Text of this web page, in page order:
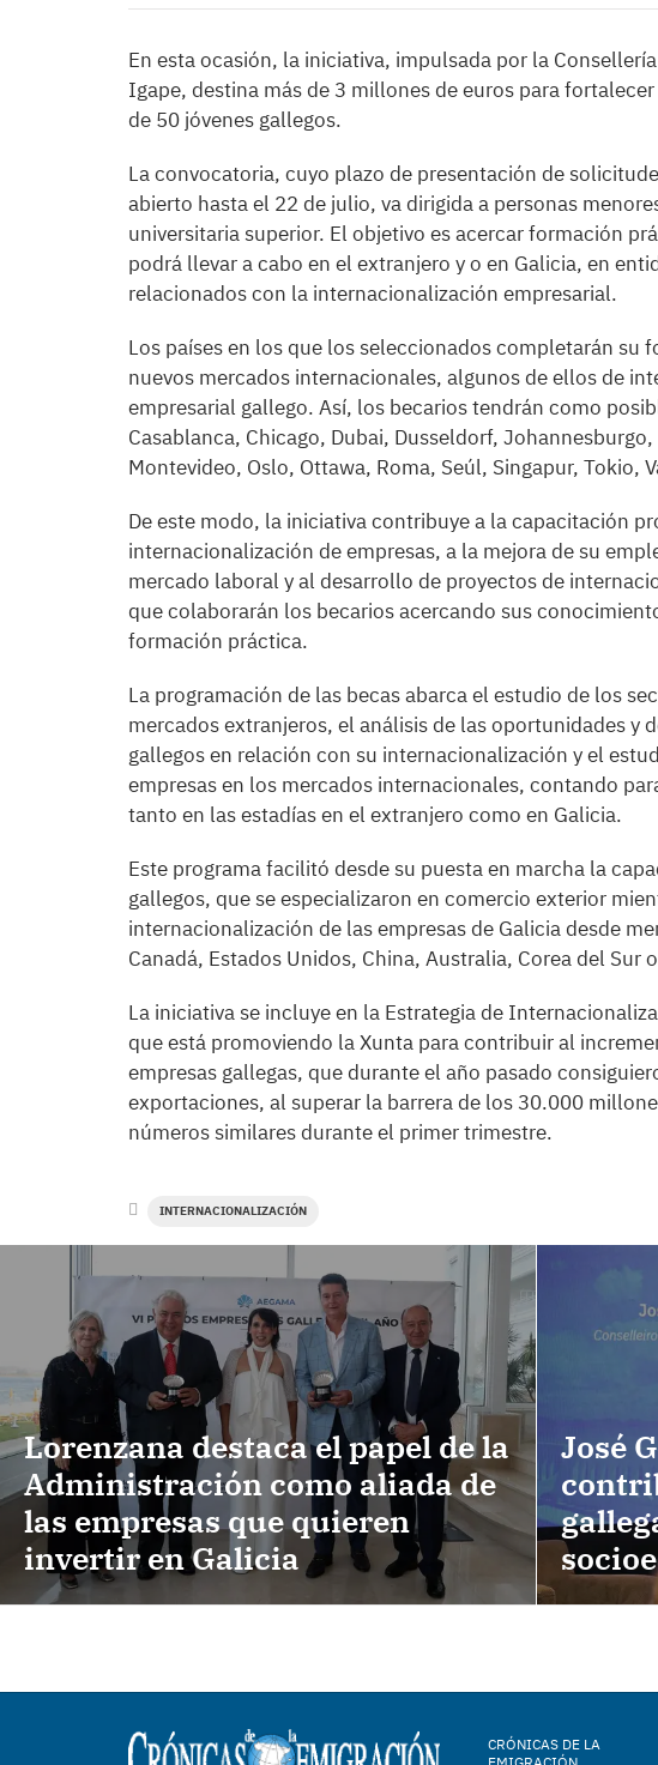
En esta ocasión, la iniciativa, impulsada por la
Igape, destina más de 3 millones de euros para
de 50 jóvenes gallegos.
La convocatoria, cuyo plazo de presentación de
abierto hasta el 22 de julio, va dirigida a personas
universitaria superior. El objetivo es acercar formación
podrá llevar a cabo en el extranjero y o en Galicia, en
relacionados con la internacionalización empresarial.
Los países en los que los seleccionados completarán su
nuevos mercados internacionales, algunos de ellos de
empresarial gallego. Así, los becarios tendrán como
Casablanca, Chicago, Dubai, Dusseldorf,
Montevideo, Oslo, Ottawa, Roma, Seúl, Singapur, Tokio,
De este modo, la iniciativa contribuye a la capacitación
internacionalización de empresas, a la mejora de su
mercado laboral y al desarrollo de proyectos de
que colaborarán los becarios acercando sus
formación práctica.
La programación de las becas abarca el estudio de los
mercados extranjeros, el análisis de las oportunidades y
gallegos en relación con su internacionalización y el
empresas en los mercados internacionales, contando
tanto en las estadías en el extranjero como en Galicia.
Este programa facilitó desde su puesta en marcha la
gallegos, que se especializaron en comercio exterior
internacionalización de las empresas de Galicia desde
Canadá, Estados Unidos, China, Australia, Corea del Sur
La iniciativa se incluye en la Estrategia de
que está promoviendo la Xunta para contribuir al
empresas gallegas, que durante el año pasado
exportaciones, al superar la barrera de los 30.000
números similares durante el primer trimestre.
INTERNACIONALIZACIÓN
Lorenzana destaca el papel de la
Administración como aliada de
las empresas que quieren
invertir en Galicia
José
CRÓNICAS DE LA